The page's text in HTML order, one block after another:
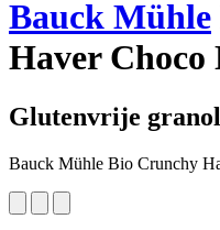
Bauck Mühle
Haver Choco
Glutenvrije
Bauck Mühle Bio Crunchy